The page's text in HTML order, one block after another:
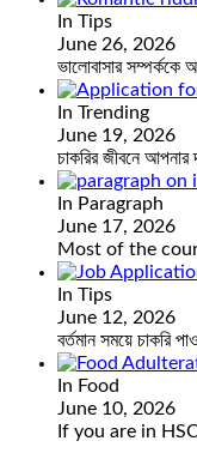
In Tips
June 26, 2026
ভালোবাসার
In Trending
June 19, 2026
চাকরির জীবনে আপনার
In Paragraph
June 17, 2026
Most of the
In Tips
June 12, 2026
বর্তমান সময়ে চাকরি
In Food
June 10, 2026
If you are in